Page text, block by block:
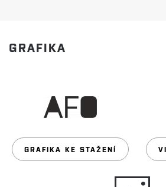
GRAFIKA
GRAFIKA KE STAŽENÍ